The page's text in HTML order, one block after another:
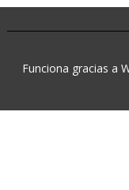
Funciona gracias a